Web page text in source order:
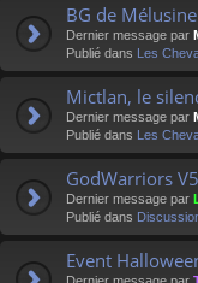
BG de Mélusine
Dernier message par
Publié dans Les
Mictlan, le
Dernier message par
Publié dans Les
GodWarriors
Dernier message par
Publié dans
Event
Dernier message par